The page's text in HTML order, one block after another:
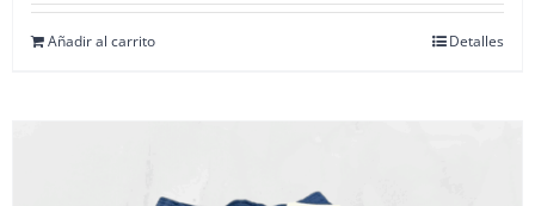
producto
Añadir al carrito Detalles